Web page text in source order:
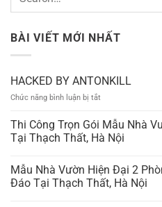
BÀI VIẾT MỚI NHẤT
HACKED BY ANTONKILL
Chức năng bình luận bị tắt
BY
ANTONKILL
Thi Công Trọn Gói Mẫu Nhà
Tại Thạch Thất, Hà Nội
Mẫu Nhà Vườn Hiện Đại 2
Đáo Tại Thạch Thất, Hà Nội